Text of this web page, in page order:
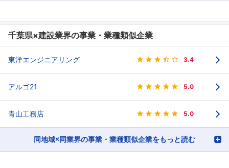
千葉県×建設業界の事業・業種類似企業
東洋エンジニアリング 3.4
アルゴ21 5.0
青山工務店 5.0
同地域×同業界の事業・業種類似企業をもっと読む